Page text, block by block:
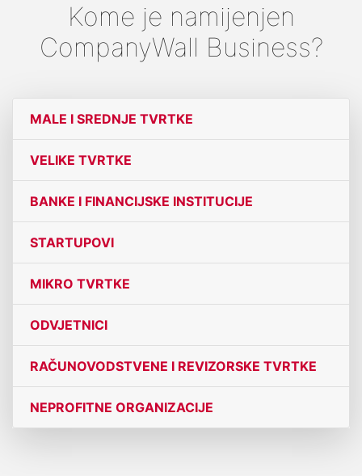
Kome je namijenjen
CompanyWall Business?
MALE I SREDNJE TVRTKE
VELIKE TVRTKE
BANKE I FINANCIJSKE INSTITUCIJE
STARTUPOVI
MIKRO TVRTKE
ODVJETNICI
RAČUNOVODSTVENE I REVIZORSKE TVRTKE
NEPROFITNE ORGANIZACIJE